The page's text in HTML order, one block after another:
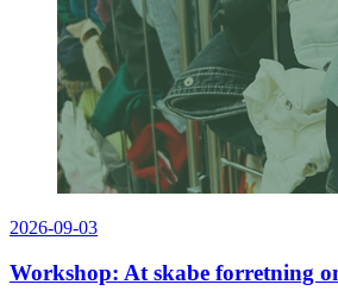
2026-09-03
Workshop: At skabe forretning